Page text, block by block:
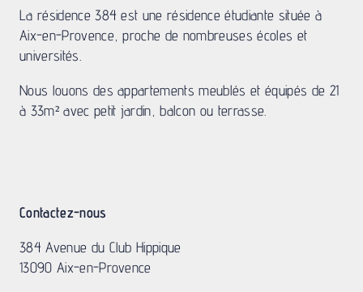
La résidence 384 est une résidence étudiante située à
Aix-en-Provence, proche de nombreuses écoles et
universités.
Nous louons des appartements meublés et équipés de 21
à 33m² avec petit jardin, balcon ou terrasse.
Contactez-nous
384 Avenue du Club Hippique
13090 Aix-en-Provence